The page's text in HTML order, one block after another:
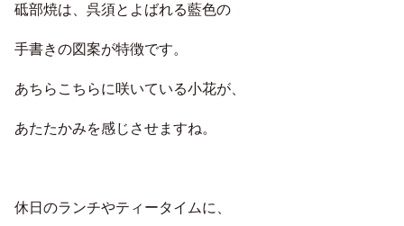
砥部焼は、呉須とよばれる藍色の
手書きの図案が特徴です。
あちらこちらに咲いている小花が、
あたたかみを感じさせますね。
休日のランチやティータイムに、